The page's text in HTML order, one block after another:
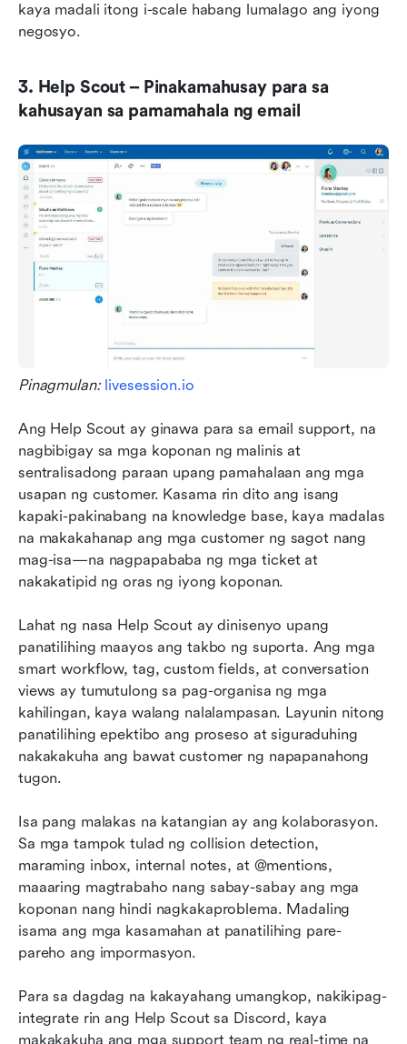
kaya madali itong i-scale habang lumalago ang iyong
negosyo.
3. Help Scout – Pinakamahusay para sa
kahusayan sa pamamahala ng email
Pinagmulan: livesession.io
Ang Help Scout ay ginawa para sa email support, na
nagbibigay sa mga koponan ng malinis at
sentralisadong paraan upang pamahalaan ang mga
usapan ng customer. Kasama rin dito ang isang
kapaki-pakinabang na knowledge base, kaya madalas
na makakahanap ang mga customer ng sagot nang
mag-isa—na nagpapababa ng mga ticket at
nakakatipid ng oras ng iyong koponan.
Lahat ng nasa Help Scout ay dinisenyo upang
panatilihing maayos ang takbo ng suporta. Ang mga
smart workflow, tag, custom fields, at conversation
views ay tumutulong sa pag-organisa ng mga
kahilingan, kaya walang nalalampasan. Layunin nitong
panatilihing epektibo ang proseso at siguraduhing
nakakakuha ang bawat customer ng napapanahong
tugon.
Isa pang malakas na katangian ay ang kolaborasyon.
Sa mga tampok tulad ng collision detection,
maraming inbox, internal notes, at @mentions,
maaaring magtrabaho nang sabay-sabay ang mga
koponan nang hindi nagkakaproblema. Madaling
isama ang mga kasamahan at panatilihing pare-
pareho ang impormasyon.
Para sa dagdag na kakayahang umangkop, nakikipag-
integrate rin ang Help Scout sa Discord, kaya
makakakuha ang mga support team ng real-time na